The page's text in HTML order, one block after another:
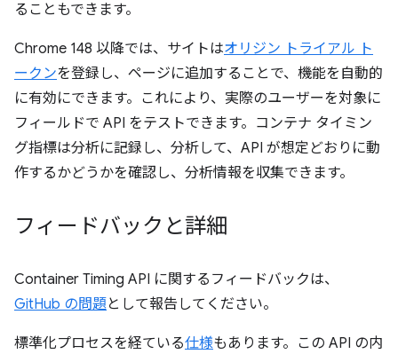
ることもできます。
Chrome 148 以降では、サイトはオリジン トライアル ト
ークンを登録し、ページに追加することで、機能を自動的
に有効にできます。これにより、実際のユーザーを対象に
フィールドで API をテストできます。コンテナ タイミン
グ指標は分析に記録し、分析して、API が想定どおりに動
作するかどうかを確認し、分析情報を収集できます。
フィードバックと詳細
Container Timing API に関するフィードバックは、
GitHub の問題として報告してください。
標準化プロセスを経ている仕様もあります。この API の内